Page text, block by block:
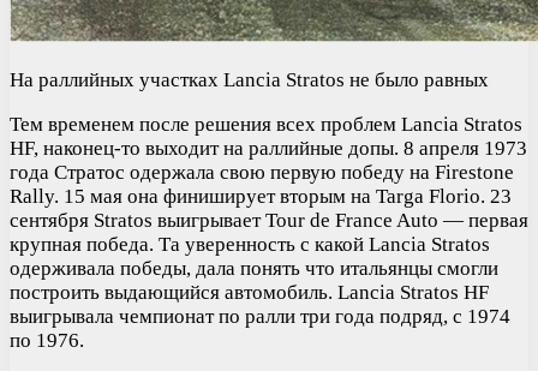
На раллийных участках Lancia Stratos не было равных
Тем временем после решения всех проблем Lancia Stratos
HF, наконец-то выходит на раллийные допы. 8 апреля 1973
года Стратос одержала свою первую победу на Firestone
Rally. 15 мая она финиширует вторым на Targa Florio. 23
сентября Stratos выигрывает Tour de France Auto — первая
крупная победа. Та уверенность с какой Lancia Stratos
одерживала победы, дала понять что итальянцы смогли
построить выдающийся автомобиль. Lancia Stratos HF
выигрывала чемпионат по ралли три года подряд, с 1974
по 1976.